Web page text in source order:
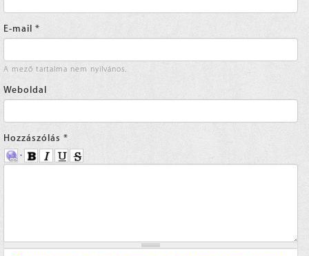
E-mail *
A mező tartalma nem nyilvános.
Weboldal
Hozzászólás *